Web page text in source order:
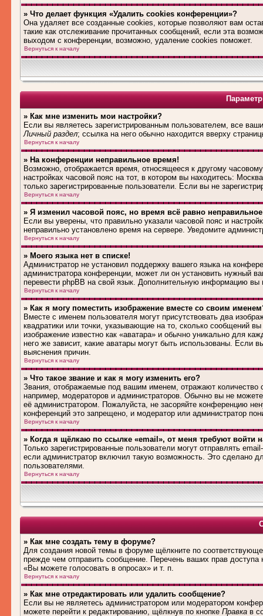
» Что делает функция «Удалить cookies конференции»?
Она удаляет все созданные cookies, которые позволяют вам
такие как отслеживание прочитанных сообщений, если эта
выходом с конференции, возможно, удаление cookies поможет.
Вернуться к началу
» Как мне изменить мои настройки?
Если вы являетесь зарегистрированным пользователем, все
Личный раздел; ссылка на него обычно находится вверху
Вернуться к началу
» На конференции неправильное время!
Возможно, отображается время, относящееся к другому
настройках часовой пояс на тот, в котором вы находитесь:
только зарегистрированные пользователи. Если вы не
Вернуться к началу
» Я изменил часовой пояс, но время всё равно
Если вы уверены, что правильно указали часовой пояс и
неправильно установлено время на сервере. Уведомите
Вернуться к началу
» Моего языка нет в списке!
Администратор не установил поддержку вашего языка на
администратора конференции, может ли он установить нужный
перевести phpBB на свой язык. Дополнительную информацию вы
Вернуться к началу
» Как я могу поместить изображение вместе со своим
Вместе с именем пользователя могут присутствовать два
квадратики или точки, указывающие на то, сколько сообщений
изображение известно как «аватара» и обычно уникально для
него же зависит, какие аватары могут быть использованы. Если
выяснения причин.
Вернуться к началу
» Что такое звание и как я могу изменить его?
Звания, отображаемые под вашим именем, отражают
например, модераторов и администраторов. Обычно вы не
её администратором. Пожалуйста, не засоряйте конференцию
конференций это запрещено, и модератор или администратор
Вернуться к началу
» Когда я щёлкаю по ссылке «email», от меня требуют войти
Только зарегистрированные пользователи могут отправлять
если администратор включил такую возможность. Это сделано
пользователями.
Вернуться к началу
» Как мне создать тему в форуме?
Для создания новой темы в форуме щёлкните по
прежде чем отправить сообщение. Перечень ваших прав
«Вы можете голосовать в опросах» и т. п.
Вернуться к началу
» Как мне отредактировать или удалить сообщение?
Если вы не являетесь администратором или модератором
можете перейти к редактированию, щёлкнув по кнопке Правка в